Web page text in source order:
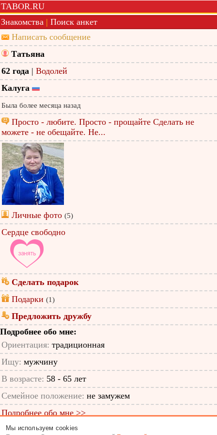
TABOR.RU
Знакомства | Поиск анкет
Написать сообщение
Татьяна
62 года | Водолей
Калуга
Была более месяца назад
Просто - любите. Просто - прощайте Сделать не
можете - не обещайте. Не...
Личные фото (5)
Сердце свободно
Сделать подарок
Подарки (1)
Предложить дружбу
Подробнее обо мне:
Ориентация: традиционная
Ищу: мужчину
В возрасте: 58 - 65 лет
Семейное положение: не замужем
Подробнее обо мне >>
ID анкеты: 12152412
Мы используем cookies